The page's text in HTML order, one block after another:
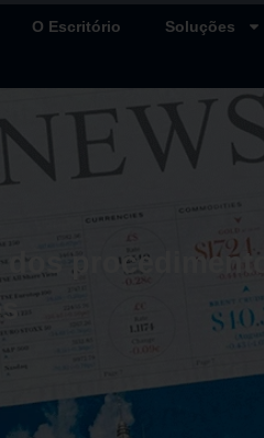
O Escritório Soluções
dos